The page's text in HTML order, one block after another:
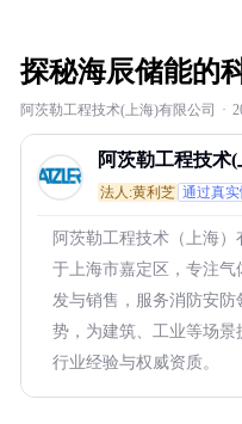
探秘海辰储能的
阿茨勒工程技术(上海)有限公司 ·
阿茨勒工程技术(
法人:黄利芝 通过真
阿茨勒工程技术（上海
于上海市嘉定区，专注
发与销售，服务消防安
势，为建筑、工业等场
行业经验与权威资质。